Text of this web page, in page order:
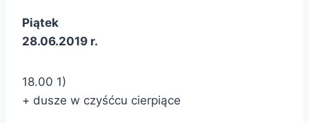
Piątek
28.06.2019 r.
18.00 1)
+ dusze w czyśćcu cierpiące